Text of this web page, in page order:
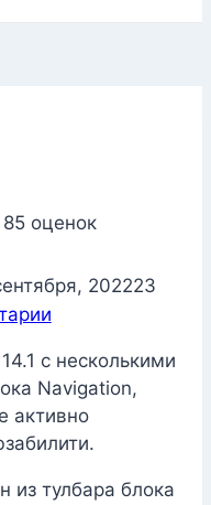
85 оценок
202223
с несколькими
Navigation,
активно
из тулбара блока